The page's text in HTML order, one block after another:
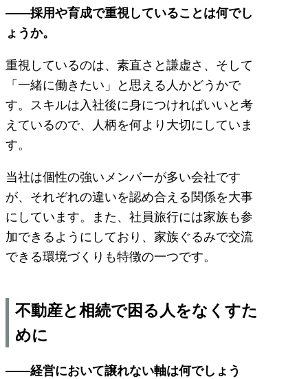
――採用や育成で重視していることは何でし
ょうか。
重視しているのは、素直さと謙虚さ、そして
「一緒に働きたい」と思える人かどうかで
す。スキルは入社後に身につければいいと考
えているので、人柄を何より大切にしていま
す。
当社は個性の強いメンバーが多い会社です
が、それぞれの違いを認め合える関係を大事
にしています。また、社員旅行には家族も参
加できるようにしており、家族ぐるみで交流
できる環境づくりも特徴の一つです。
不動産と相続で困る人をなくすた
めに
――経営において譲れない軸は何でしょう